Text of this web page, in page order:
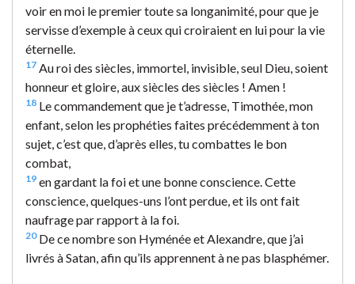
voir en moi le premier toute sa longanimité, pour que je
servisse d’exemple à ceux qui croiraient en lui pour la vie
éternelle.
17 Au roi des siècles, immortel, invisible, seul Dieu, soient
honneur et gloire, aux siècles des siècles ! Amen !
18 Le commandement que je t’adresse, Timothée, mon
enfant, selon les prophéties faites précédemment à ton
sujet, c’est que, d’après elles, tu combattes le bon
combat,
19 en gardant la foi et une bonne conscience. Cette
conscience, quelques-uns l’ont perdue, et ils ont fait
naufrage par rapport à la foi.
20De ce nombre son Hyménée et Alexandre, que j’ai
livrés à Satan, afin qu’ils apprennent à ne pas blasphémer.